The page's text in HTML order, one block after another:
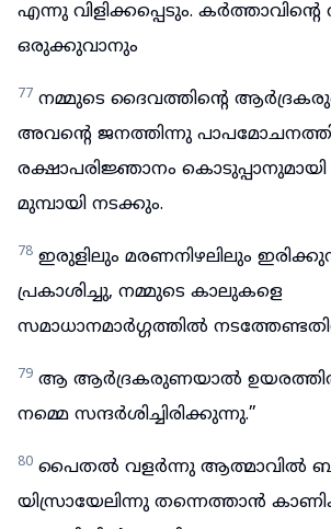
എന്നു വിളിക്കപ്പെടും. കർത്താവിന്റെ
ഒരുക്കുവാനും
77 നമ്മുടെ ദൈവത്തിന്റെ
അവന്റെ ജനത്തിന്നു
രക്ഷാപരിജ്ഞാനം
മുമ്പായി നടക്കും.
78 ഇരുളിലും മരണനിഴലിലും
പ്രകാശിച്ചു, നമ്മുടെ കാലുകളെ
സമാധാനമാർഗ്ഗത്തിൽ
79 ആ ആർദ്രകരുണയാൽ
നമ്മെ സന്ദർശിച്ചിരിക്കുന്നു.”
80 പൈതൽ വളർന്നു ആത്മാവിൽ
യിസ്രായേലിന്നു തന്നെത്താൻ